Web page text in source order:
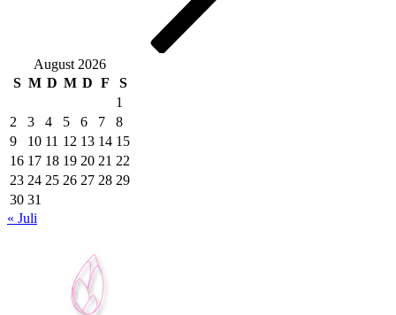
August 2026
S M D M D F
S
1
2
3 4 5 6 7
8
9
10 11 12 13 14 15
16 17 18 19 20 21 22
23 24 25 26 27 28 29
30 31
« Juli